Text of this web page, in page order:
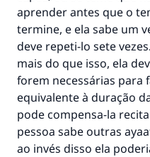
aprender antes que o
termine, e ela sabe um
deve repeti-lo sete
mais do que isso, ela
forem necessárias para
equivalente à duração
pode compensa-la
pessoa sabe outras
ao invés disso ela